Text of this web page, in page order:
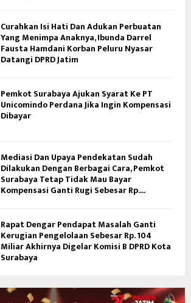
Curahkan Isi Hati Dan Adukan Perbuatan
Yang Menimpa Anaknya, Ibunda Darrel
Fausta Hamdani Korban Peluru Nyasar
Datangi DPRD Jatim
Pemkot Surabaya Ajukan Syarat Ke PT
Unicomindo Perdana Jika Ingin Kompensasi
Dibayar
Mediasi Dan Upaya Pendekatan Sudah
Dilakukan Dengan Berbagai Cara, Pemkot
Surabaya Tetap Tidak Mau Bayar
Kompensasi Ganti Rugi Sebesar Rp....
Rapat Dengar Pendapat Masalah Ganti
Kerugian Pengelolaan Sebesar Rp. 104
Miliar Akhirnya Digelar Komisi B DPRD Kota
Surabaya